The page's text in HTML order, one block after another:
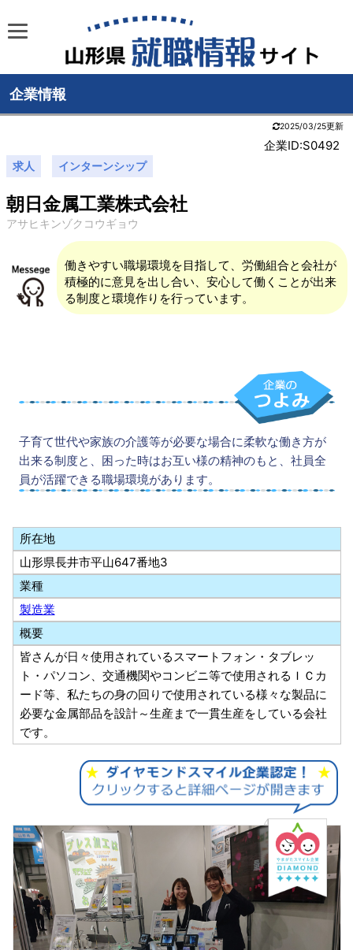
企業情報
2025/03/25更新
企業ID:S0492
求人 インターンシップ
朝日金属工業株式会社
アサヒキンゾクコウギョウ
働きやすい職場環境を目指して、労働組合と会社が
積極的に意見を出し合い、安心して働くことが出来
る制度と環境作りを行っています。
子育て世代や家族の介護等が必要な場合に柔軟な働き方が
出来る制度と、困った時はお互い様の精神のもと、社員全
員が活躍できる職場環境があります。
所在地
山形県長井市平山647番地3
業種
製造業
概要
皆さんが日々使用されているスマートフォン・タブレッ
ト・パソコン、交通機関やコンビニ等で使用されるＩＣカ
ード等、私たちの身の回りで使用されている様々な製品に
必要な金属部品を設計～生産まで一貫生産をしている会社
です。